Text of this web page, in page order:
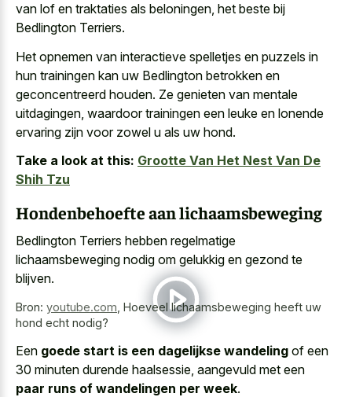
van lof en traktaties als beloningen, het beste bij
Bedlington Terriers.
Het opnemen van interactieve spelletjes en puzzels in
hun trainingen kan uw Bedlington betrokken en
geconcentreerd houden. Ze genieten van mentale
uitdagingen, waardoor trainingen een leuke en lonende
ervaring zijn voor zowel u als uw hond.
Take a look at this: Grootte Van Het Nest Van De
Shih Tzu
Hondenbehoefte aan lichaamsbeweging
Bedlington Terriers hebben regelmatige
lichaamsbeweging nodig om gelukkig en gezond te
blijven.
Bron: youtube.com Hoeveel lichaamsbeweging heeft uw
hond echt nodig?
Een goede start is een dagelijkse wandeling of een
30 minuten durende haalsessie, aangevuld met een
paar runs of wandelingen per week.